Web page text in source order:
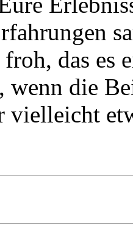
das es
wenn die
vielleicht